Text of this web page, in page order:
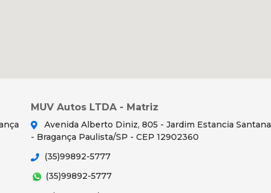
MUV Autos LTDA - Matriz
Avenida Alberto Diniz, 805 - Jardim Estancia Santana
- Bragança Paulista/SP - CEP 12902360
(35)99892-5777
(35)99892-5777